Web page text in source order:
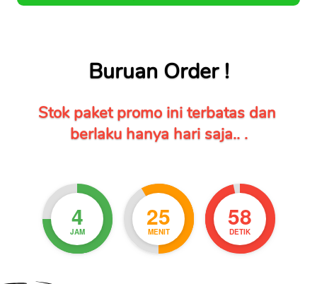
Buruan Order !
Stok paket promo ini terbatas dan
berlaku hanya hari saja.. .
4
JAM
25
MENIT
57
DETIK